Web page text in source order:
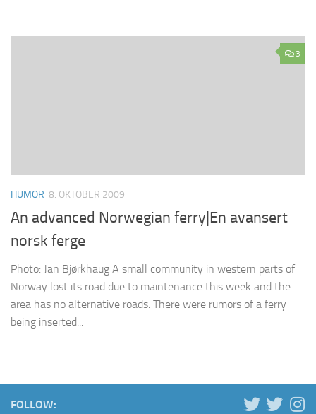
3
HUMOR 8. OKTOBER 2009
An advanced Norwegian ferry|En avansert
norsk ferge
Photo: Jan Bjørkhaug A small community in western parts of
Norway lost its road due to maintenance this week and the
area has no alternative roads. There were rumors of a ferry
being inserted...
FOLLOW: